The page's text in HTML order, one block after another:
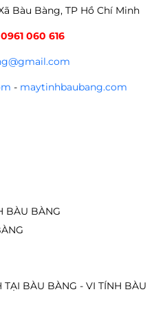
SATA III
2.390.000đ
SSD Kingston NV1 250GB
Gen3 x4 |
Bàu Bàng, TP Hồ Chí Minh
060 616
- maytinhbaubang.com
BÀU BÀNG
BÀU BÀNG - VI TÍNH BÀU